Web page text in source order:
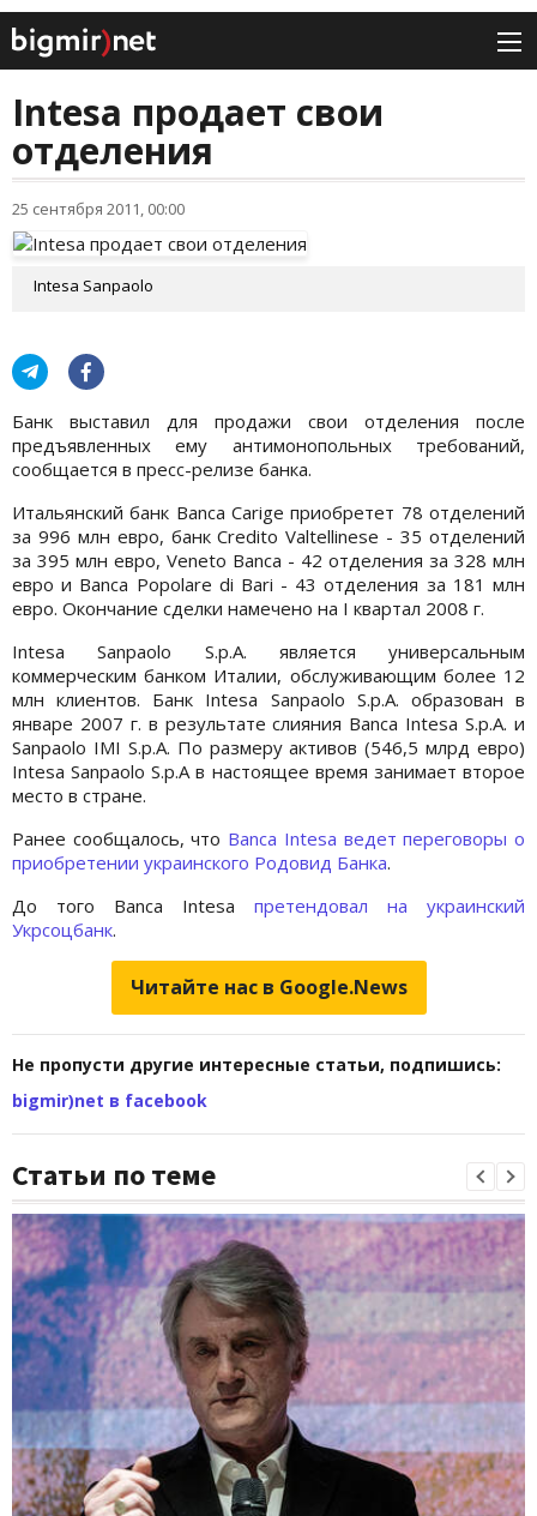
Intesa продает свои
отделения
25 сентября 2011, 00:00
Intesa Sanpaolo
Банк выставил для продажи свои отделения после
предъявленных ему антимонопольных требований,
сообщается в пресс-релизе банка.
Итальянский банк Banca Carige приобретет 78 отделений
за 996 млн евро, банк Credito Valtellinese - 35 отделений
за 395 млн евро, Veneto Banca - 42 отделения за 328 млн
евро и Banca Popolare di Bari - 43 отделения за 181 млн
евро. Окончание сделки намечено на I квартал 2008 г.
Intesa Sanpaolo S.p.A. является универсальным
коммерческим банком Италии, обслуживающим более 12
млн клиентов. Банк Intesa Sanpaolo S.p.A. образован в
январе 2007 г. в результате слияния Banca Intesa S.p.A. и
Sanpaolo IMI S.p.A. По размеру активов (546,5 млрд евро)
Intesa Sanpaolo S.p.A в настоящее время занимает второе
место в стране.
Ранее сообщалось, что Banca Intesa ведет переговоры о
приобретении украинского Родовид Банка.
До того Banca Intesa претендовал на украинский
Укрсоцбанк.
Читайте нас в Google.News
Не пропусти другие интересные статьи, подпишись:
bigmir)net в facebook
Статьи по теме